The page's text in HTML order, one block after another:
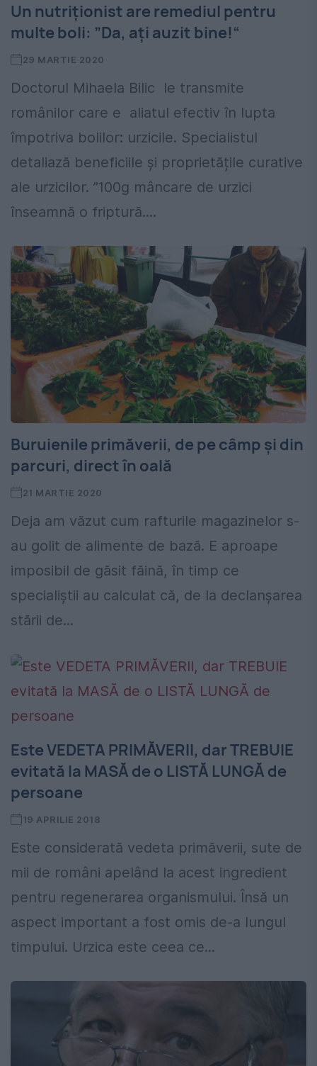
Un nutriționist are remediul pentru
multe boli: ”Da, ați auzit bine!“
29 MARTIE 2020
Doctorul Mihaela Bilic le transmite
românilor care e aliatul efectiv în lupta
împotriva bolilor: urzicile. Specialistul
detaliază beneficiile și proprietățile curative
ale urzicilor. ”100g mâncare de urzici
înseamnă o friptură....
Buruienile primăverii, de pe câmp și din
parcuri, direct în oală
21 MARTIE 2020
Deja am văzut cum rafturile magazinelor s-
au golit de alimente de bază. E aproape
imposibil de găsit făină, în timp ce
specialiștii au calculat că, de la declanșarea
stării de...
Este VEDETA PRIMĂVERII, dar TREBUIE
evitată la MASĂ de o LISTĂ LUNGĂ de
persoane
19 APRILIE 2018
Este considerată vedeta primăverii, sute de
mii de români apelând la acest ingredient
pentru regenerarea organismului. Însă un
aspect important a fost omis de-a lungul
timpului. Urzica este ceea ce...